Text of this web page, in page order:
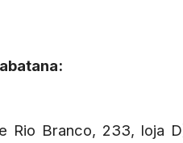
Rio Branco, 233, loja